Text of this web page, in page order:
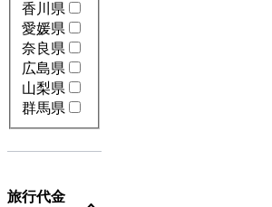
香川県
愛媛県
奈良県
広島県
山梨県
群馬県
旅行代金